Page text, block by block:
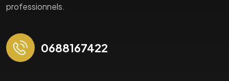
professionnels.
0688167422